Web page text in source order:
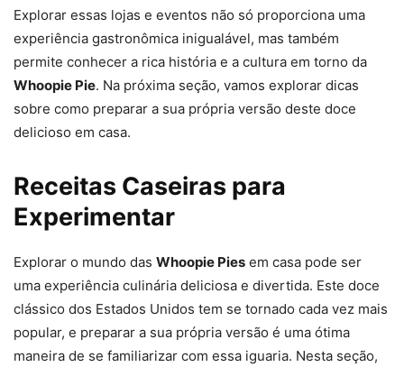
Explorar essas lojas e eventos não só proporciona uma
experiência gastronômica inigualável, mas também
permite conhecer a rica história e a cultura em torno da
Whoopie Pie. Na próxima seção, vamos explorar dicas
sobre como preparar a sua própria versão deste doce
delicioso em casa.
Receitas Caseiras para
Experimentar
Explorar o mundo das Whoopie Pies em casa pode ser
uma experiência culinária deliciosa e divertida. Este doce
clássico dos Estados Unidos tem se tornado cada vez mais
popular, e preparar a sua própria versão é uma ótima
maneira de se familiarizar com essa iguaria. Nesta seção,